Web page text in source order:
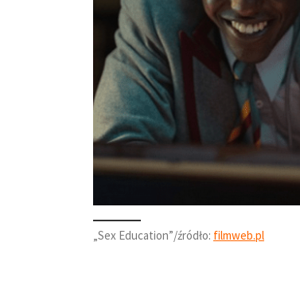
„Sex Education”/źródło: filmweb.pl